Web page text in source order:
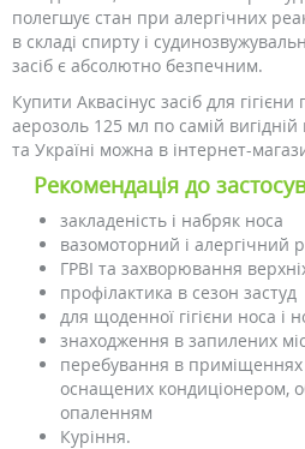
полегшує стан при алергічних
в складі спирту і
засіб є абсолютно безпечним.
Купити Аквасінус засіб для
аерозоль 125 мл по самій
та Україні можна в інтернет-
Рекомендація до
закладеність і набряк носа
вазомоторний і алергічний
ГРВІ та захворювання
профілактика в сезон застуд
для щоденної гігієни носа і
знаходження в запилених
перебування в приміщеннях
оснащених кондиціонером,
опаленням
Куріння.